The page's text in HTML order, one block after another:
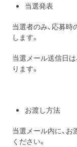
当選発表
当選者のみ、応募
します。
当選メール送信日
ります。
お渡し方法
当選メール内に、
ください。